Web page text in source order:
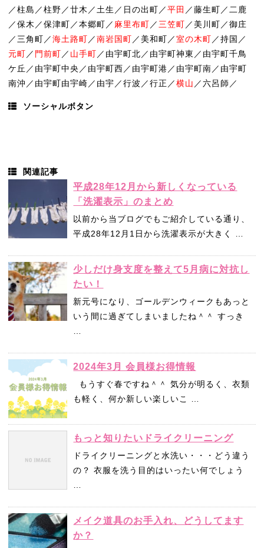
／柱島／柱野／廿木／土生／日の出町／平田 ／藤生町／二鹿
／保木／保津町／本郷町／ 麻里布町 ／ 三笠町 ／美川町／御庄
／三角町／海土路町 ／南岩国町 ／美和町／室の木町 ／持国／
元町 ／ 門前町 ／ 山手町 ／由宇町北／由宇町神東／由宇町千鳥
ケ丘／由宇町中央／由宇町西／由宇町港／由宇町南／由宇町
南沖／由宇町由宇崎／由宇／行波／行正／横山 ／六呂師／
ソーシャルボタン
関連記事
平成28年12月から新しくなっている
「洗濯表示」のまとめ
以前から当ブログでもご紹介している通り、
平成28年12月1日から洗濯表示が大きく …
少しだけ身支度を整えて5月病に対抗し
たい！
新元号になり、ゴールデンウィークもあっと
いう間に過ぎてしまいましたね＾＾ すっき
2024年3月 会員様お得情報
もうすぐ春ですね＾＾ 気分が明るく、衣類
も軽く、何か新しい楽しいこ …
もっと知りたいドライクリーニング
ドライクリーニングと水洗い・・・どう違う
の？ 衣服を洗う目的はいったい何でしょう
メイク道具のお手入れ、どうしてます
か？